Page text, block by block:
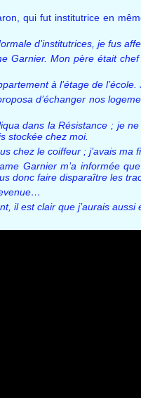
qui fut institutrice en
d'institutrices, je fus
Garnier. Mon père était
à l’étage de
d’échanger nos
dans la Résistance ; je
stockée chez moi.
chez le coiffeur ; j’avais ma
Garnier m’a informée
donc faire disparaître les
il est clair que j’aurais aussi